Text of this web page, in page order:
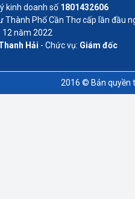
kinh doanh số 1801432606
Thành Phố Cần Thơ cấp lần đầu
12 năm 2022
Hải - Chức vụ: Giám đốc
2016 © Bản quyền